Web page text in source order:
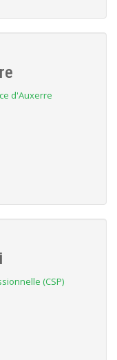
d'Auxerre
(CSP)